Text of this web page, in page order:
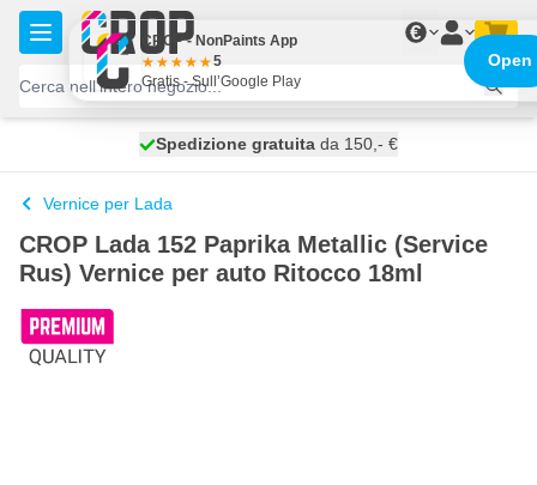
Salta al contenuto
€
spedito oggi
Spedizione gratuita da 150,- €
100 giorni
Vernice per Lada
CROP Lada 152 Paprika Metallic (Service
Rus) Vernice per auto Ritocco 18ml
CROP - NonPaints App
5
Gratis - Sull’Google Play
Open